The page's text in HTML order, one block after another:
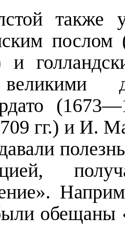
также
и
гг.) и И.
обещаны